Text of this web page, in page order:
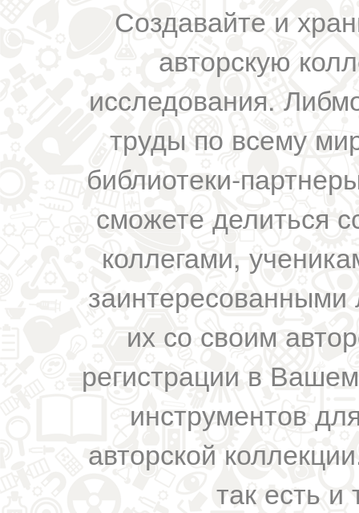
Создавайте и
авторскую
исследования.
труды по всему
библиотеки-
сможете делиться
коллегами,
их со своим
регистрации в
инструментов
авторской
так есть и